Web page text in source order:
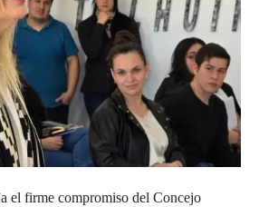
el firme compromiso del Concejo